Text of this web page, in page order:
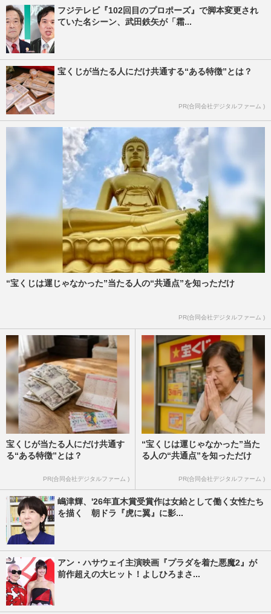
フジテレビ『102回目のプロポーズ』で脚本変更され
ていた名シーン、武田鉄矢が「霜...
宝くじが当たる人にだけ共通する“ある特徴”とは？
PR(合同会社デジタルファーム )
“宝くじは運じゃなかった”当たる人の“共通点”を知っただけ
PR(合同会社デジタルファーム )
宝くじが当たる人にだけ共通す
る“ある特徴”とは？
PR(合同会社デジタルファーム )
“宝くじは運じゃなかった”当た
る人の“共通点”を知っただけ
PR(合同会社デジタルファーム )
嶋津輝、'26年直木賞受賞作は女給として働く女性たち
を描く 朝ドラ『虎に翼』に影...
アン・ハサウェイ主演映画『プラダを着た悪魔2』が
前作超えの大ヒット！よしひろまさ...